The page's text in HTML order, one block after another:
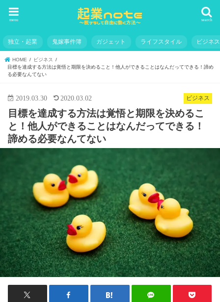
search
menu
独立・起業 鬼嫁事件簿 ガジェット ライフスタイル ビジネス
HOME
ビジネス
目標を達成する方法は覚悟と期限を決めること！他人ができることはなんだってできる！諦め
る必要なんてない
ビジネス
2019.03.30 2020.03.02
目標を達成する方法は覚悟と期限を決めるこ
と！他人ができることはなんだってできる！
諦める必要なんてない